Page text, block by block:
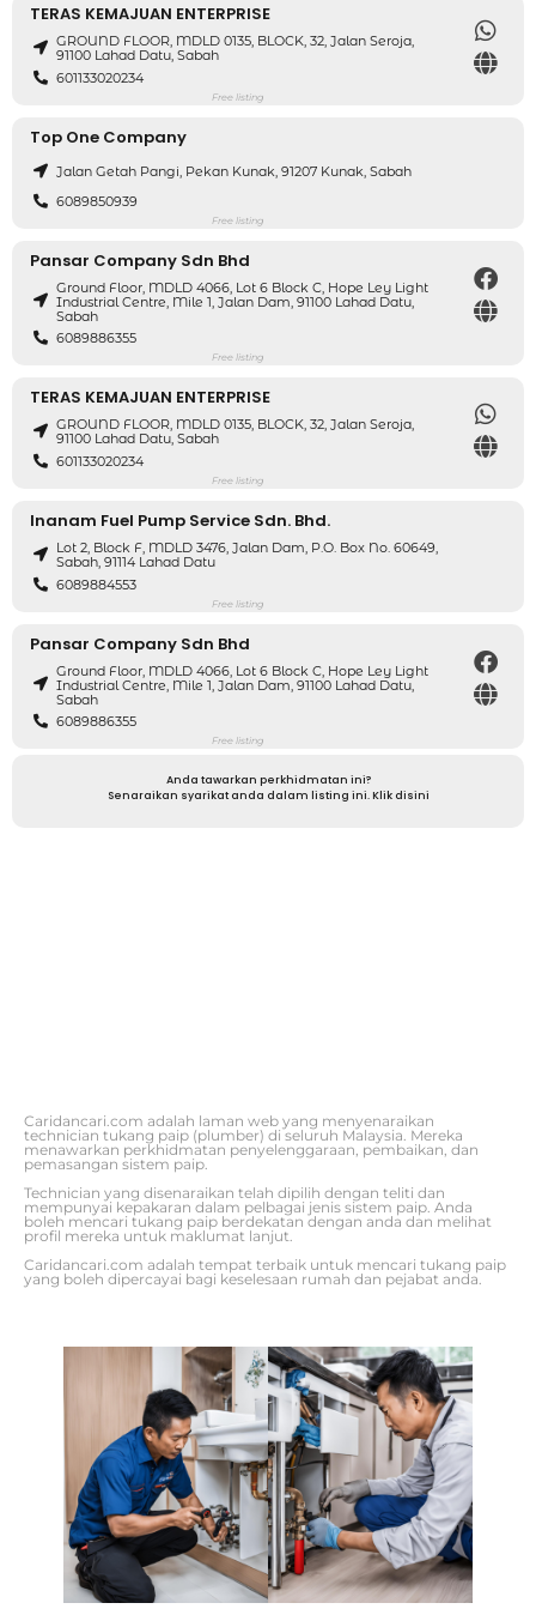
TERAS KEMAJUAN ENTERPRISE
GROUND FLOOR, MDLD 0135, BLOCK, 32, Jalan Seroja,
91100 Lahad Datu, Sabah
601133020234
Free listing
Top One Company
Jalan Getah Pangi, Pekan Kunak, 91207 Kunak, Sabah
6089850939
Free listing
Pansar Company Sdn Bhd
Ground Floor, MDLD 4066, Lot 6 Block C, Hope Ley Light
Industrial Centre, Mile 1, Jalan Dam, 91100 Lahad Datu,
Sabah
6089886355
Free listing
TERAS KEMAJUAN ENTERPRISE
GROUND FLOOR, MDLD 0135, BLOCK, 32, Jalan Seroja,
91100 Lahad Datu, Sabah
601133020234
Free listing
Inanam Fuel Pump Service Sdn. Bhd.
Lot 2, Block F, MDLD 3476, Jalan Dam, P.O. Box No. 60649,
Sabah, 91114 Lahad Datu
6089884553
Free listing
Pansar Company Sdn Bhd
Ground Floor, MDLD 4066, Lot 6 Block C, Hope Ley Light
Industrial Centre, Mile 1, Jalan Dam, 91100 Lahad Datu,
Sabah
6089886355
Free listing
Anda tawarkan perkhidmatan ini?
Senaraikan syarikat anda dalam listing ini. Klik disini
Caridancari.com adalah laman web yang menyenaraikan
technician tukang paip (plumber) di seluruh Malaysia. Mereka
menawarkan perkhidmatan penyelenggaraan, pembaikan, dan
pemasangan sistem paip.
Technician yang disenaraikan telah dipilih dengan teliti dan
mempunyai kepakaran dalam pelbagai jenis sistem paip. Anda
boleh mencari tukang paip berdekatan dengan anda dan melihat
profil mereka untuk maklumat lanjut.
Caridancari.com adalah tempat terbaik untuk mencari tukang paip
yang boleh dipercayai bagi keselesaan rumah dan pejabat anda.